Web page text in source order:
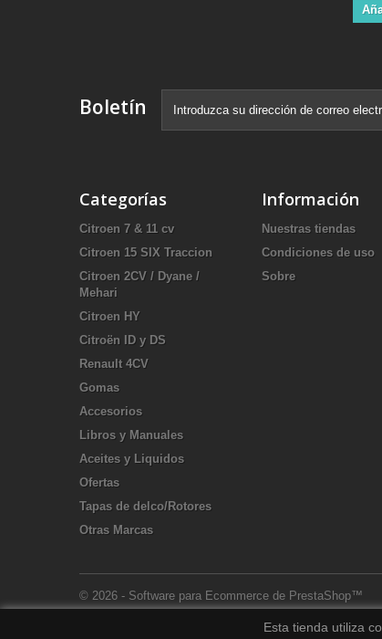
Boletín
Categorías
Citroen 7 & 11 cv
Citroen 15 SIX Traccion
Citroen 2CV / Dyane /
Mehari
Citroen HY
Citroën ID y DS
Renault 4CV
Gomas
Accesorios
Libros y Manuales
Aceites y Liquidos
Ofertas
Tapas de delco/Rotores
Otras Marcas
Información
Nuestras tiendas
Condiciones de uso
Sobre
© 2026 - Software para Ecommerce de PrestaShop™
Esta tienda utiliza